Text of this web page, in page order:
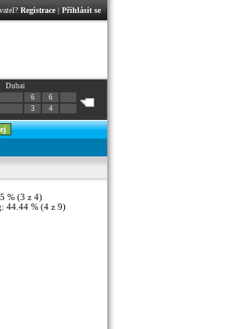
Registrace| Přihlásit se
Dubai
6
6
3 4
% (3 z 4)
44.44 % (4 z 9)